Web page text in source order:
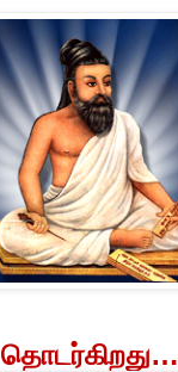
தொடர்கிறது…